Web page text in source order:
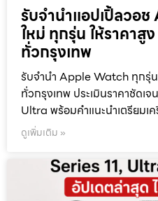
รับจำนำแอปเปิ้ลวอ
ใหม่ ทุกรุ่น ให้ราคาสู
ทั่วกรุงเทพ
รับจำนำ Apple Watch ทุกรุ่น
ทั่วกรุงเทพ ประเมินราคาชัดเ
Ultra พร้อมคำแนะนำเตรียมเ
ดูเพิ่มเติม »